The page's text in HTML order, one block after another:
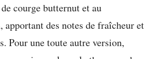
courge butternut et au
apportant des notes de fraîcheur et
Pour une toute autre version,